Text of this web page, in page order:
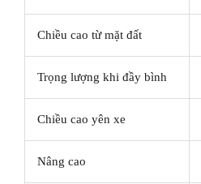
Chiều cao từ mặt đất
Trọng lượng khi đầy bình
Chiều cao yên xe
Nâng cao